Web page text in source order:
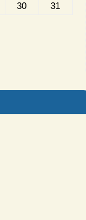
30
31